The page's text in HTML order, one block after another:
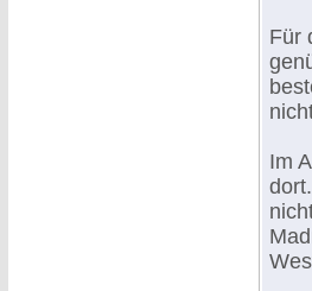
Für
Im